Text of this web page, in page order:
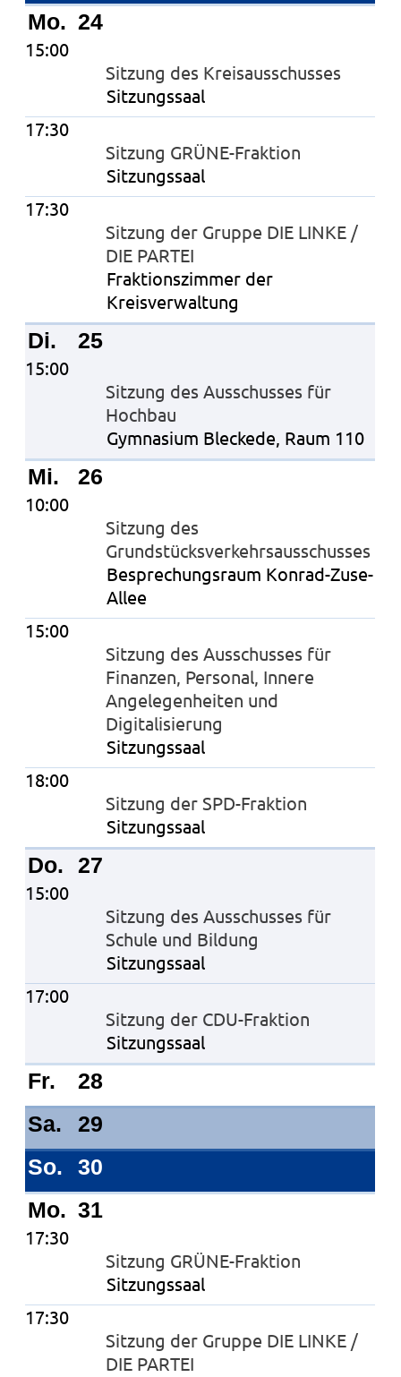
Mo. 24
15:00
Sitzung des Kreisausschusses
Sitzungssaal
17:30
Sitzung GRÜNE-Fraktion
Sitzungssaal
17:30
Sitzung der Gruppe DIE LINKE /
DIE PARTEI
Fraktionszimmer der
Kreisverwaltung
Di. 25
15:00
Sitzung des Ausschusses für
Hochbau
Gymnasium Bleckede, Raum 110
Mi. 26
10:00
Sitzung des
Grundstücksverkehrsausschusses
Besprechungsraum Konrad-Zuse-
Allee
15:00
Sitzung des Ausschusses für
Finanzen, Personal, Innere
Angelegenheiten und
Digitalisierung
Sitzungssaal
18:00
Sitzung der SPD-Fraktion
Sitzungssaal
Do. 27
15:00
Sitzung des Ausschusses für
Schule und Bildung
Sitzungssaal
17:00
Sitzung der CDU-Fraktion
Sitzungssaal
Fr.
28
Sa.
29
So.
30
Mo. 31
17:30
Sitzung GRÜNE-Fraktion
Sitzungssaal
17:30
Sitzung der Gruppe DIE LINKE /
DIE PARTEI